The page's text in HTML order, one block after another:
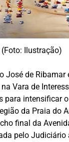
(Foto: Ilustração)
José de Ribamar
Vara de
para intensificar
da Praia do
final da
pelo Judiciário